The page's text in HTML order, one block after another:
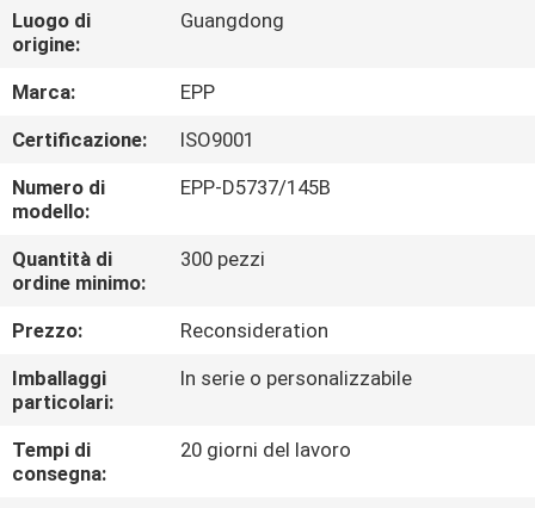
VISITA
ALLA
FABBRICA
CONTROLLO
QUALITÀ
CONTATTACI
RICHIEDI
UN
PREVENTIVO
Luogo di
origine:
Guangdong
Marca:
EPP
Certificazione:
ISO9001
Numero di
modello:
EPP-D5737/145B
Quantità di
ordine minimo:
300 pezzi
Prezzo:
Reconsideration
Imballaggi
particolari:
In serie o personalizzabile
Tempi di
consegna:
20 giorni del lavoro